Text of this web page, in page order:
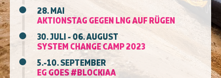
28. MAI
AKTIONSTAG GEGEN LNG AUF RÜGEN
30. JULI - 06. AUGUST
SYSTEM CHANGE CAMP 2023
5.-10. SEPTEMBER
EG GOES #BLOCKIAA